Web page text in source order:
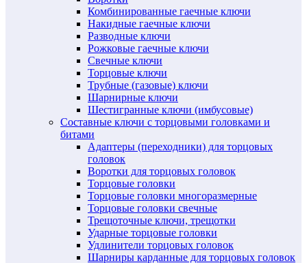
Комбинированные гаечные ключи
Накидные гаечные ключи
Разводные ключи
Рожковые гаечные ключи
Свечные ключи
Торцовые ключи
Трубные (газовые) ключи
Шарнирные ключи
Шестигранные ключи (имбусовые)
Составные ключи с торцовыми головками и
битами
Адаптеры (переходники) для торцовых
головок
Воротки для торцовых головок
Торцовые головки
Торцовые головки многоразмерные
Торцовые головки свечные
Трещоточные ключи, трещотки
Ударные торцовые головки
Удлинители торцовых головок
Шарниры карданные для торцовых головок